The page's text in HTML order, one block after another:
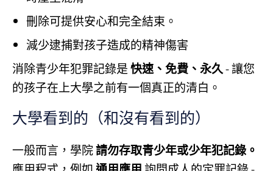
刪除可提供安心和完全結束。
減少逮捕對孩子造成的精神傷害
消除青少年犯罪記錄是快速、免費、永久- 讓您
的孩子在上大學之前有一個真正的清白。
大學看到的（和沒有看到的）
一般而言，學院請勿存取青少年或少年犯記錄。